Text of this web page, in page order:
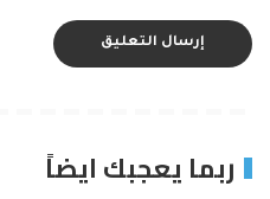
ربما يعجبك ايضاً